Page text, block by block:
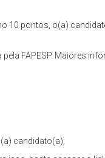
10 pontos, o(a)
FAPESP. Maiores
candidato(a);